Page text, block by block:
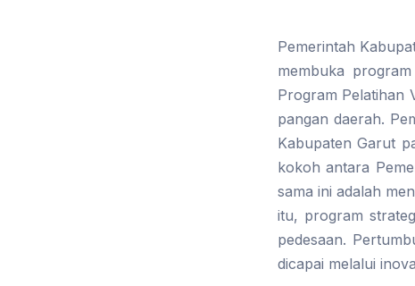
Pemerintah
membuka
Program Pelatihan
pangan daerah.
Kabupaten Garut
kokoh antara
sama ini adalah
itu, program
pedesaan.
dicapai melalui